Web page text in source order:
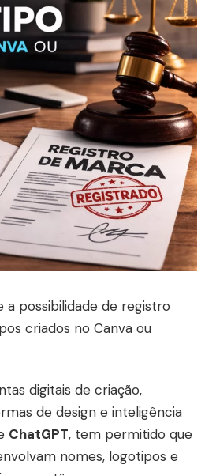
a possibilidade de registro
criados no Canva ou
digitais de criação,
de design e inteligência
ChatGPT, tem permitido que
nomes, logotipos e